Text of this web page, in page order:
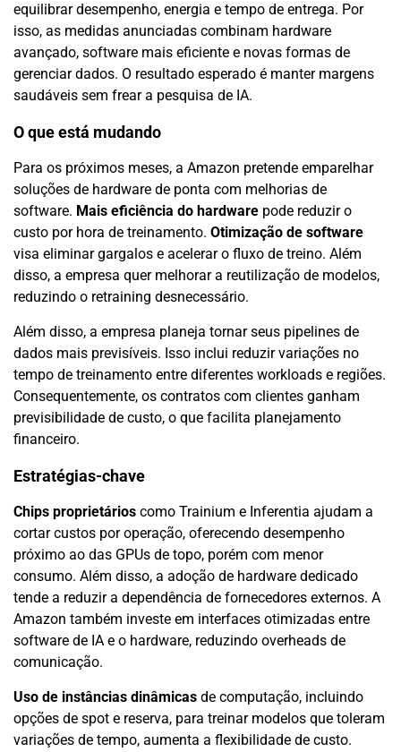
equilibrar desempenho, energia e tempo de entrega. Por
isso, as medidas anunciadas combinam hardware
avançado, software mais eficiente e novas formas de
gerenciar dados. O resultado esperado é manter margens
saudáveis sem frear a pesquisa de IA.
O que está mudando
Para os próximos meses, a Amazon pretende emparelhar
soluções de hardware de ponta com melhorias de
software. Mais eficiência do hardware pode reduzir o
custo por hora de treinamento. Otimização de software
visa eliminar gargalos e acelerar o fluxo de treino. Além
disso, a empresa quer melhorar a reutilização de modelos,
reduzindo o retraining desnecessário.
Além disso, a empresa planeja tornar seus pipelines de
dados mais previsíveis. Isso inclui reduzir variações no
tempo de treinamento entre diferentes workloads e regiões.
Consequentemente, os contratos com clientes ganham
previsibilidade de custo, o que facilita planejamento
financeiro.
Estratégias-chave
Chips proprietários como Trainium e Inferentia ajudam a
cortar custos por operação, oferecendo desempenho
próximo ao das GPUs de topo, porém com menor
consumo. Além disso, a adoção de hardware dedicado
tende a reduzir a dependência de fornecedores externos. A
Amazon também investe em interfaces otimizadas entre
software de IA e o hardware, reduzindo overheads de
comunicação.
Uso de instâncias dinâmicas de computação, incluindo
opções de spot e reserva, para treinar modelos que toleram
variações de tempo, aumenta a flexibilidade de custo.